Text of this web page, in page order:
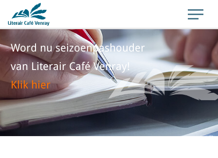
Word nu seizoenpashouder
van Literair Café Venray!
Klik hier